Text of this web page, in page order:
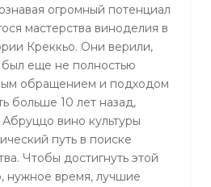
огромный потенциал
мастерства виноделия в
Креккьо. Они верили,
был еще не полностью
обращением и подходом
больше 10 лет назад,
вино культуры
путь в поиске
Чтобы достигнуть этой
нужное время, лучшие